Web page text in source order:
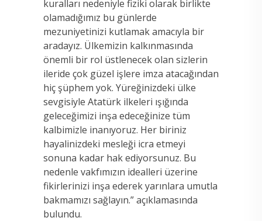
kuralları nedeniyle fiziki olarak birlikte
olamadığımız bu günlerde
mezuniyetinizi kutlamak amacıyla bir
aradayız. Ülkemizin kalkınmasında
önemli bir rol üstlenecek olan sizlerin
ileride çok güzel işlere imza atacağından
hiç şüphem yok. Yüreğinizdeki ülke
sevgisiyle Atatürk ilkeleri ışığında
geleceğimizi inşa edeceğinize tüm
kalbimizle inanıyoruz. Her biriniz
hayalinizdeki mesleği icra etmeyi
sonuna kadar hak ediyorsunuz. Bu
nedenle vakfımızın idealleri üzerine
fikirlerinizi inşa ederek yarınlara umutla
bakmamızı sağlayın.” açıklamasında
bulundu.